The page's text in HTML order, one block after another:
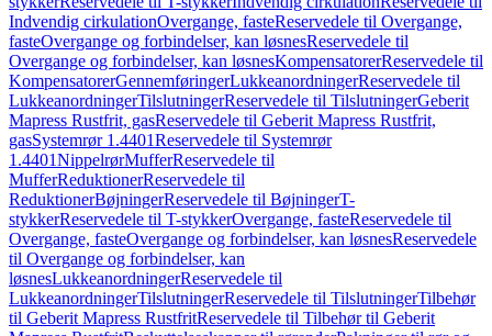
Indvendig cirkulationOvergange, fasteReservedele til Overgange,
fasteOvergange og forbindelser, kan løsnesReservedele til
Overgange og forbindelser, kan løsnesKompensatorerReservedele til
KompensatorerGennemføringerLukkeanordningerReservedele til
LukkeanordningerTilslutningerReservedele til TilslutningerGeberit
Mapress Rustfrit, gasReservedele til Geberit Mapress Rustfrit,
gasSystemrør 1.4401Reservedele til Systemrør
1.4401NippelrørMufferReservedele til
MufferReduktionerReservedele til
ReduktionerBøjningerReservedele til BøjningerT-
stykkerReservedele til T-stykkerOvergange, fasteReservedele til
Overgange, fasteOvergange og forbindelser, kan løsnesReservedele
til Overgange og forbindelser, kan
løsnesLukkeanordningerReservedele til
LukkeanordningerTilslutningerReservedele til TilslutningerTilbehør
til Geberit Mapress RustfritReservedele til Tilbehør til Geberit